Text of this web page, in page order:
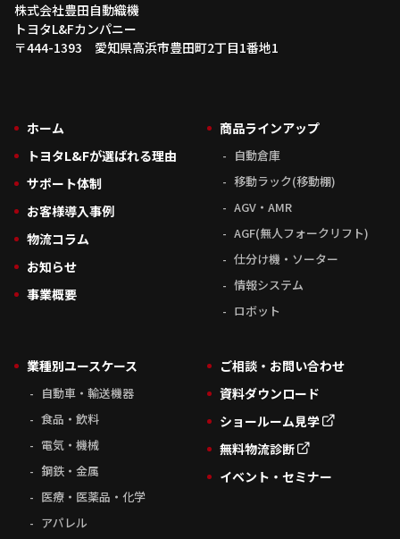
株式会社豊田自動織機
トヨタL&Fカンパニー
〒444-1393 愛知県高浜市豊田町2丁目1番地1
ホーム
トヨタL&Fが選ばれる理由
サポート体制
お客様導入事例
物流コラム
お知らせ
事業概要
商品ラインアップ
自動倉庫
移動ラック(移動棚)
AGV・AMR
AGF(無人フォークリフト)
仕分け機・ソーター
情報システム
ロボット
業種別ユースケース
自動車・輸送機器
食品・飲料
電気・機械
鋼鉄・金属
医療・医薬品・化学
アパレル
ご相談・お問い合わせ
資料ダウンロード
ショールーム見学
無料物流診断
イベント・セミナー